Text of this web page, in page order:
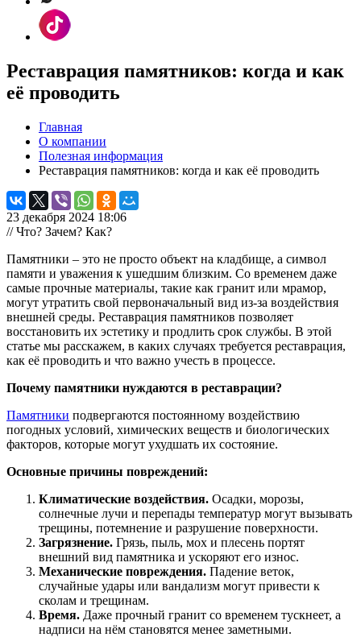
Реставрация памятников: когда и как
её проводить
Главная
О компании
Полезная информация
Реставрация памятников: когда и как её проводить
23 декабря 2024 18:06
// Что? Зачем? Как?
Памятники – это не просто объект на кладбище, а символ
памяти и уважения к ушедшим близким. Со временем даже
самые прочные материалы, такие как гранит или мрамор,
могут утратить свой первоначальный вид из-за воздействия
внешней среды. Реставрация памятников позволяет
восстановить их эстетику и продлить срок службы. В этой
статье мы расскажем, в каких случаях требуется реставрация,
как её проводить и что важно учесть в процессе.
Почему памятники нуждаются в реставрации?
Памятники подвергаются постоянному воздействию
погодных условий, химических веществ и биологических
факторов, которые могут ухудшать их состояние.
Основные причины повреждений:
Климатические воздействия. Осадки, морозы,
солнечные лучи и перепады температур могут вызывать
трещины, потемнение и разрушение поверхности.
Загрязнение. Грязь, пыль, мох и плесень портят
внешний вид памятника и ускоряют его износ.
Механические повреждения. Падение веток,
случайные удары или вандализм могут привести к
сколам и трещинам.
Время. Даже прочный гранит со временем тускнеет, а
надписи на нём становятся менее заметными.